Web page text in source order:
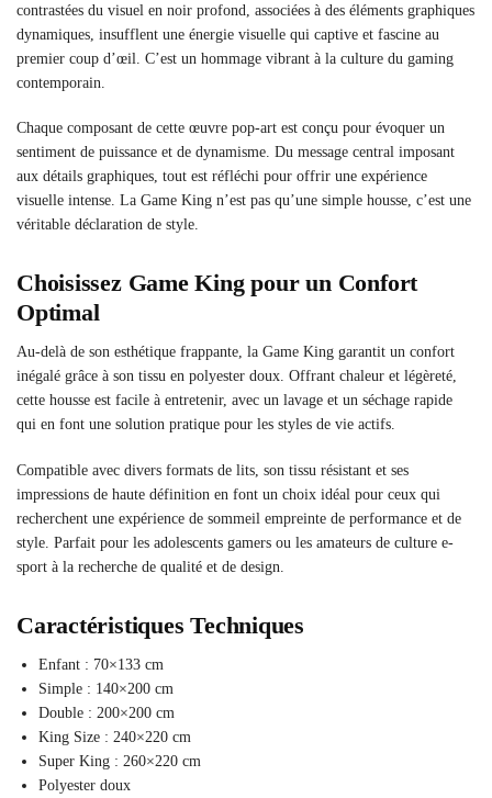
contrastées du visuel en noir profond, associées à des éléments graphiques
dynamiques, insufflent une énergie visuelle qui captive et fascine au
premier coup d’œil. C’est un hommage vibrant à la culture du gaming
contemporain.
Chaque composant de cette œuvre pop-art est conçu pour évoquer un
sentiment de puissance et de dynamisme. Du message central imposant
aux détails graphiques, tout est réfléchi pour offrir une expérience
visuelle intense. La Game King n’est pas qu’une simple housse, c’est une
véritable déclaration de style.
Choisissez Game King pour un Confort
Optimal
Au-delà de son esthétique frappante, la Game King garantit un confort
inégalé grâce à son tissu en polyester doux. Offrant chaleur et légèreté,
cette housse est facile à entretenir, avec un lavage et un séchage rapide
qui en font une solution pratique pour les styles de vie actifs.
Compatible avec divers formats de lits, son tissu résistant et ses
impressions de haute définition en font un choix idéal pour ceux qui
recherchent une expérience de sommeil empreinte de performance et de
style. Parfait pour les adolescents gamers ou les amateurs de culture e-
sport à la recherche de qualité et de design.
Caractéristiques Techniques
Enfant : 70×133 cm
Simple : 140×200 cm
Double : 200×200 cm
King Size : 240×220 cm
Super King : 260×220 cm
Polyester doux